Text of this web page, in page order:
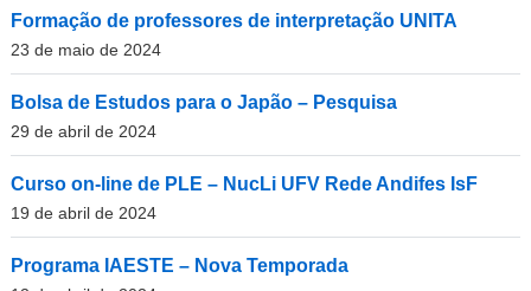
Formação de professores de interpretação UNITA
23 de maio de 2024
Bolsa de Estudos para o Japão – Pesquisa
29 de abril de 2024
Curso on-line de PLE – NucLi UFV Rede Andifes IsF
19 de abril de 2024
Programa IAESTE – Nova Temporada